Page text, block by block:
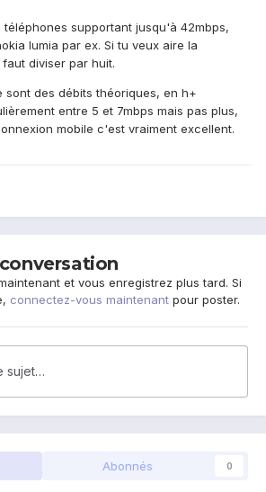
supportant jusqu'à 42mbps,
lumia par ex. Si tu veux aire la
diviser par huit.
sont des débits théoriques, en h+
entre 5 et 7mbps mais pas plus,
mobile c'est vraiment excellent.
et vous enregistrez plus tard. Si
connectez-vous maintenant pour poster.
sujet…
Abonnés 0